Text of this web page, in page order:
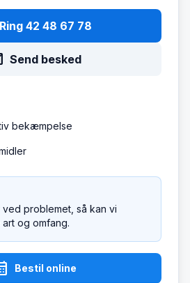
Ring 42 48 67 78
Send besked
bekæmpelse
ved problemet, så kan vi
og omfang.
Bestil online